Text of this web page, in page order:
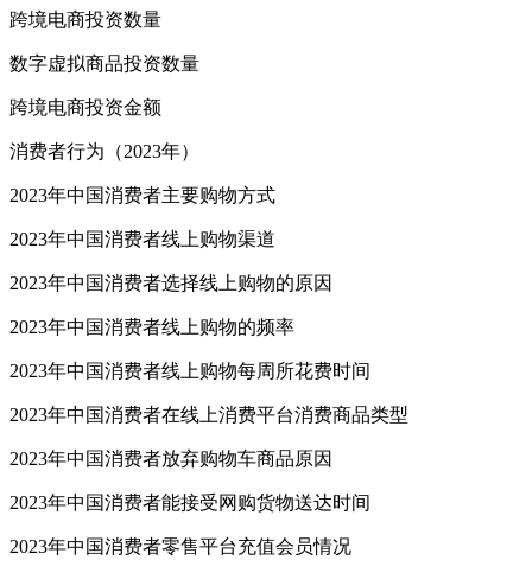
跨境电商投资数量
数字虚拟商品投资数量
跨境电商投资金额
消费者行为（2023年）
2023年中国消费者主要购物方式
2023年中国消费者线上购物渠道
2023年中国消费者选择线上购物的原因
2023年中国消费者线上购物的频率
2023年中国消费者线上购物每周所花费时间
2023年中国消费者在线上消费平台消费商品类型
2023年中国消费者放弃购物车商品原因
2023年中国消费者能接受网购货物送达时间
2023年中国消费者零售平台充值会员情况